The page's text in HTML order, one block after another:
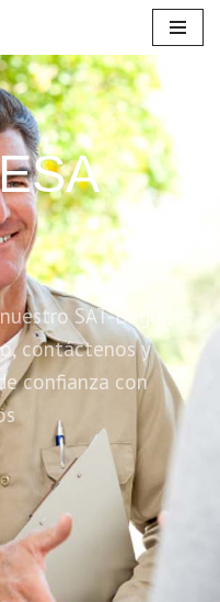
SAT-Begur,
contáctenos y
confianza con